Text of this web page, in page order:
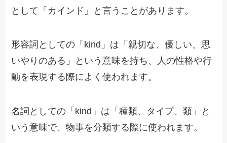
として「カインド」と言うことがあります。
形容詞としての「kind」は「親切な、優しい、思
いやりのある」という意味を持ち、人の性格や行
動を表現する際によく使われます。
名詞としての「kind」は「種類、タイプ、類」と
いう意味で、物事を分類する際に使われます。